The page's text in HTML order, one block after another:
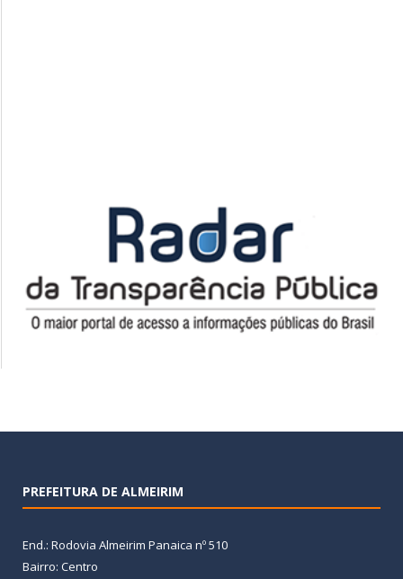
PREFEITURA DE ALMEIRIM
End.: Rodovia Almeirim Panaica nº 510
Bairro: Centro